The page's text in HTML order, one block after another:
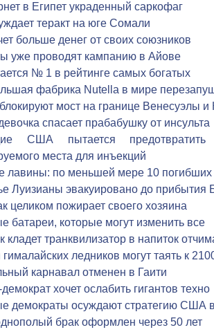
в Египет украденный саркофаг
теракт на юге Сомали
больше денег от своих союзников
уже проводят кампанию в Айове
№ 1 в рейтинге самых богатых
фабрика Nutella в мире
мост на границе Венесуэлы и
спасает прабабушку от инсульта
США пытается предотвратить
места для инъекций
лавины: по меньшей мере 10 погибших
Луизианы эвакуировано до прибытия
целиком пожирает своего хозяина
батареи, которые могут изменить все
кладет транквилизатор в напиток
ледников могут таять к
карнавал отменен в Гаити
хочет ослабить гигантов техно
демократы осуждают стратегию США
брак оформлен через 50 лет